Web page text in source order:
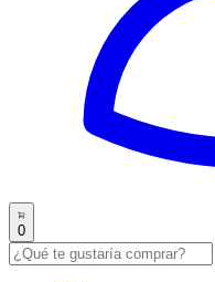
0